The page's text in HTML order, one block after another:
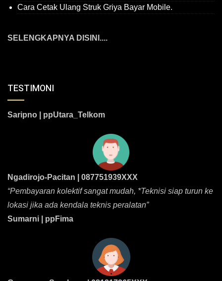
Cara Cetak Ulang Struk Griya Bayar Mobile.
SELENGKAPNYA DISINI....
TESTIMONI
Saripno | ppUtara_Telkom
Ngadirojo-Pacitan | 087751939XXX
“Pembayaran kolektif sangat mudah, *Teknisi siap turun ke
lokasi jika ada kendala teknis peralatan”
Sumarni | ppFima